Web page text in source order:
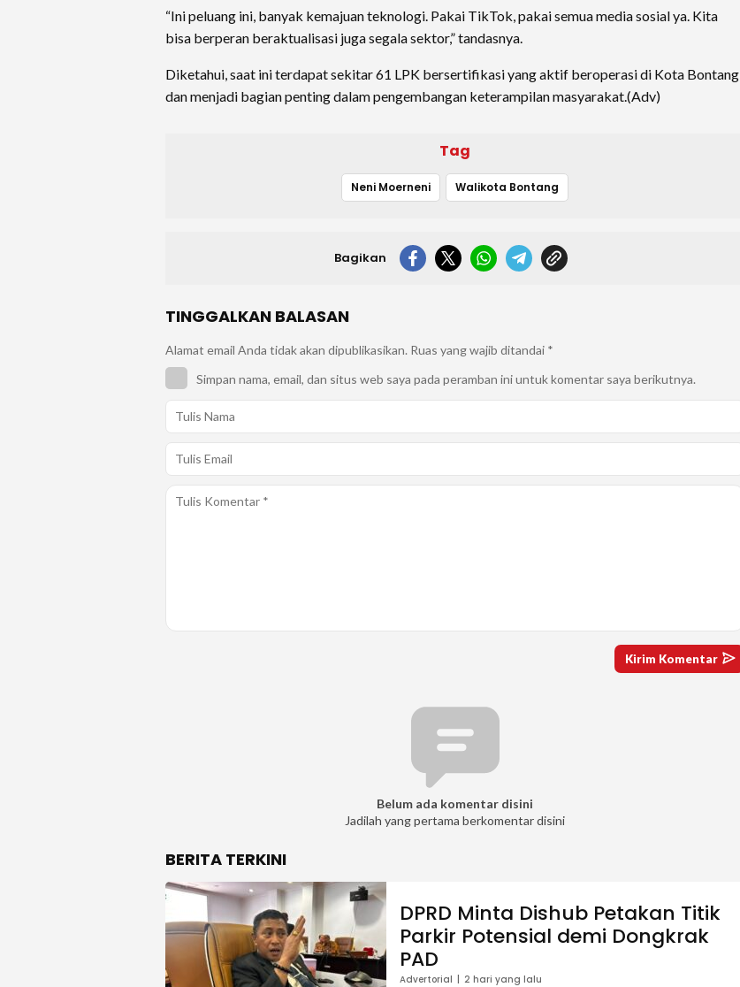
“Ini peluang ini, banyak kemajuan teknologi. Pakai TikTok, pakai semua media sosial ya. Kita
bisa berperan beraktualisasi juga segala sektor,” tandasnya.
Diketahui, saat ini terdapat sekitar 61 LPK bersertifikasi yang aktif beroperasi di Kota Bontang
dan menjadi bagian penting dalam pengembangan keterampilan masyarakat.(Adv)
Tag
Neni Moerneni Walikota Bontang
Bagikan
TINGGALKAN BALASAN
Alamat email Anda tidak akan dipublikasikan. Ruas yang wajib ditandai *
Simpan nama, email, dan situs web saya pada peramban ini untuk komentar saya berikutnya.
Belum ada komentar disini
Jadilah yang pertama berkomentar disini
BERITA TERKINI
DPRD Minta Dishub Petakan Titik
Parkir Potensial demi Dongkrak
PAD
Advertorial 2 hari yang lalu